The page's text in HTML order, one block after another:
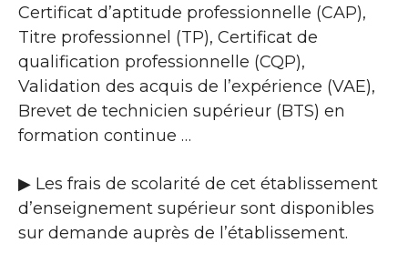
Certificat d’aptitude professionnelle (CAP),
Titre professionnel (TP), Certificat de
qualification professionnelle (CQP),
Validation des acquis de l’expérience (VAE),
Brevet de technicien supérieur (BTS) en
formation continue …
▶ Les frais de scolarité de cet établissement
d’enseignement supérieur sont disponibles
sur demande auprès de l’établissement.